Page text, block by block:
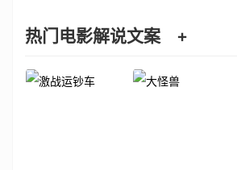
热门电影解说文案 +